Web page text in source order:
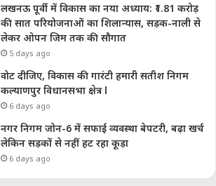
लखनऊ पूर्वी में विकास का नया अध्याय: ₹1.81 करोड़
की सात परियोजनाओं का शिलान्यास, सड़क-नाली से
लेकर ओपन जिम तक की सौगात
5 days ago
वोट दीजिए, विकास की गारंटी हमारी सतीश निगम
कल्याणपुर विधानसभा क्षेत्र l
6 days ago
नगर निगम जोन-6 में सफाई व्यवस्था बेपटरी, बढ़ा खर्च
लेकिन सड़कों से नहीं हट रहा कूड़ा
6 days ago